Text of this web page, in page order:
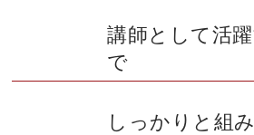
講師として活
で
しっかりと組